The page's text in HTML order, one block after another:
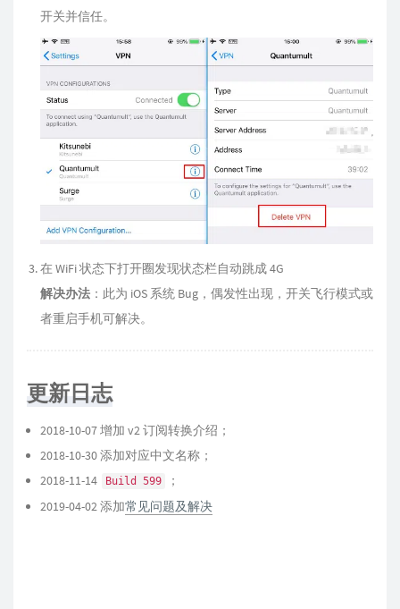
开关并信任。
在 WiFi 状态下打开圈发现状态栏自动跳成 4G
解决办法 ：此为 iOS 系统 Bug，偶发性出现，开关飞行模式或
者重启手机可解决。
更新日志
2018-10-07 增加 v2 订阅转换介绍；
2018-10-30 添加对应中文名称；
2018-11-14
Build 599
；
2019-04-02 添加常见问题及解决